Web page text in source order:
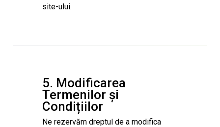
site-ului.
5. Modificarea
Termenilor și
Condițiilor
Ne rezervăm dreptul de a modifica